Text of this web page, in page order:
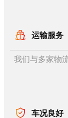
运输服务
我们与多家物
车况良好